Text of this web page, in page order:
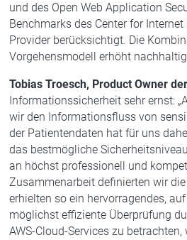
und des Open Web Application
Benchmarks des Center for
Provider berücksichtigt. Die
Vorgehensmodell erhöht
Tobias Troesch, Product Owner
Informationssicherheit sehr ernst:
wir den Informationsfluss von
der Patientendaten hat für uns
das bestmögliche
an höchst professionell und
Zusammenarbeit definierten wir
erhielten so ein hervorragendes,
möglichst effiziente Überprüfung
AWS-Cloud-Services zu